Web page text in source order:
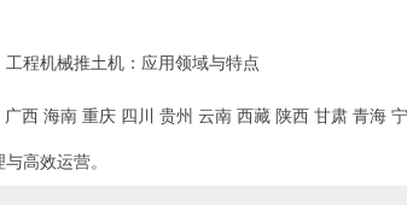
工程机械推土机：应用领域与特点
广西 海南 重庆 四川 贵州 云南 西藏 陕西 甘肃 青海
高效运营。